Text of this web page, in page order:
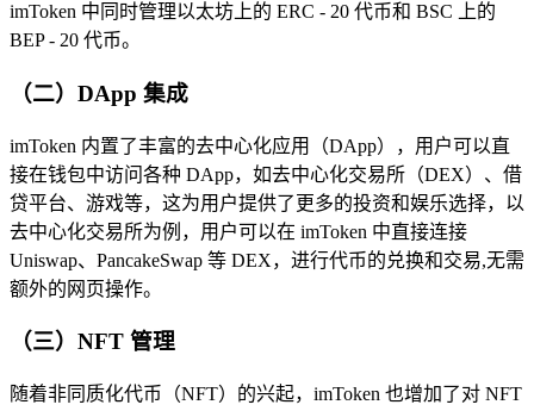
imToken 中同时管理以太坊上的 ERC - 20 代币和 BSC 上的
BEP - 20 代币。
（二）DApp 集成
imToken 内置了丰富的去中心化应用（DApp），用户可以直
接在钱包中访问各种 DApp，如去中心化交易所（DEX）、借
贷平台、游戏等，这为用户提供了更多的投资和娱乐选择，以
去中心化交易所为例，用户可以在 imToken 中直接连接
Uniswap、PancakeSwap 等 DEX，进行代币的兑换和交易,无需
额外的网页操作。
（三）NFT 管理
随着非同质化代币（NFT）的兴起，imToken 也增加了对 NFT